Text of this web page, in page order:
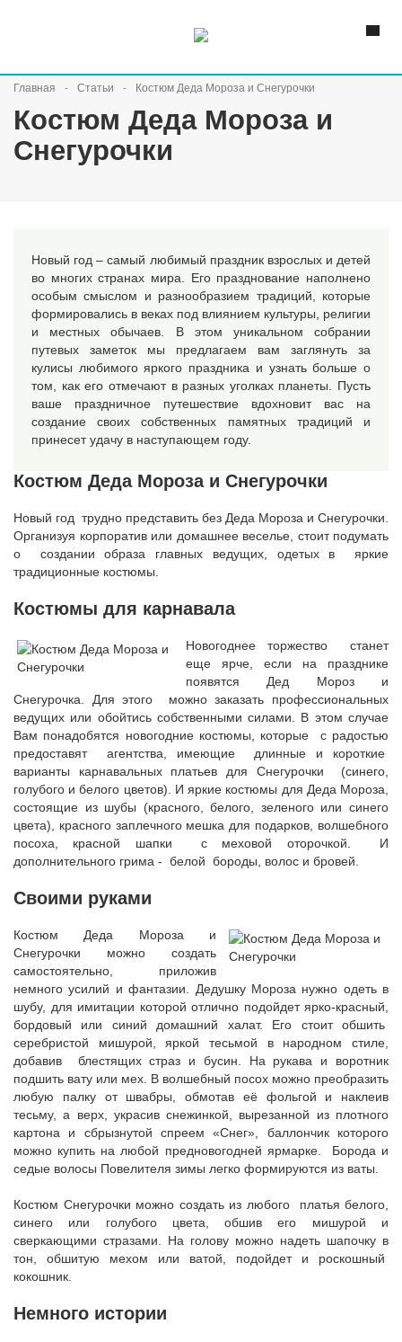
Главная Статьи Костюм Деда Мороза и Снегурочки
Костюм Деда Мороза и
Снегурочки
Новый год – самый любимый праздник взрослых и детей
во многих странах мира. Его празднование наполнено
особым смыслом и разнообразием традиций, которые
формировались в веках под влиянием культуры, религии
и местных обычаев. В этом уникальном собрании
путевых заметок мы предлагаем вам заглянуть за
кулисы любимого яркого праздника и узнать больше о
том, как его отмечают в разных уголках планеты. Пусть
ваше праздничное путешествие вдохновит вас на
создание своих собственных памятных традиций и
принесет удачу в наступающем году.
Костюм Деда Мороза и Снегурочки
Новый год трудно представить без Деда Мороза и Снегурочки.
Организуя корпоратив или домашнее веселье, стоит подумать
о создании образа главных ведущих, одетых в яркие
традиционные костюмы.
Костюмы для карнавала
Новогоднее торжество станет
еще ярче, если на празднике
появятся Дед Мороз и
Снегурочка. Для этого можно заказать профессиональных
ведущих или обойтись собственными силами. В этом случае
Вам понадобятся новогодние костюмы, которые с радостью
предоставят агентства, имеющие длинные и короткие
варианты карнавальных платьев для Снегурочки (синего,
голубого и белого цветов). И яркие костюмы для Деда Мороза,
состоящие из шубы (красного, белого, зеленого или синего
цвета), красного заплечного мешка для подарков, волшебного
посоха, красной шапки с меховой оторочкой. И
дополнительного грима - белой бороды, волос и бровей.
Своими руками
Костюм Деда Мороза и
Снегурочки можно создать
самостоятельно, приложив
немного усилий и фантазии. Дедушку Мороза нужно одеть в
шубу, для имитации которой отлично подойдет ярко-красный,
бордовый или синий домашний халат. Его стоит обшить
серебристой мишурой, яркой тесьмой в народном стиле,
добавив блестящих страз и бусин. На рукава и воротник
подшить вату или мех. В волшебный посох можно преобразить
любую палку от швабры, обмотав её фольгой и наклеив
тесьму, а верх, украсив снежинкой, вырезанной из плотного
картона и сбрызнутой спреем «Снег», баллончик которого
можно купить на любой предновогодней ярмарке. Борода и
седые волосы Повелителя зимы легко формируются из ваты.
Костюм Снегурочки можно создать из любого платья белого,
синего или голубого цвета, обшив его мишурой и
сверкающими стразами. На голову можно надеть шапочку в
тон, обшитую мехом или ватой, подойдет и роскошный
кокошник.
Немного истории